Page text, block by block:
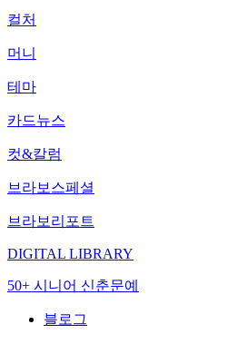
컬처
머니
테마
카드뉴스
컷&칼럼
브라보스페셜
브라보리포트
DIGITAL LIBRARY
50+ 시니어 신춘문예
블로그